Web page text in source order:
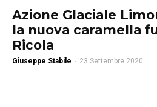
Azione Glaciale
la nuova caramella
Ricola
Giuseppe Stabile - 23 Settembre 2020